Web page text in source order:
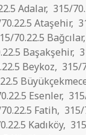
Adalar, 315/
Ataşehir,
70.22.5 Bağcılar,
Başakşehir,
Beykoz, 315/
Esenler,
Fatih,
Kadıköy,